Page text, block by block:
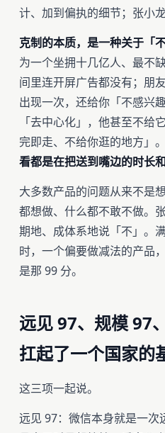
计、加到偏执的细节；张小
克制的本质，是一种关于「
为一个坐拥十几亿人、最不
间里连开屏广告都没有；朋
出现一次，还给你「不感兴
「去中心化」，他甚至不给
完即走、不给你逛的地方」。
看都是在把送到嘴边的时长
大多数产品的问题从来不是
都想做、什么都不敢不做。
期地、成体系地说「不」。
时，一个偏要做减法的产品
是那 99 分。
远见 97、规模 97
扛起了一个国家的
这三项一起说。
远见 97：微信本身就是一